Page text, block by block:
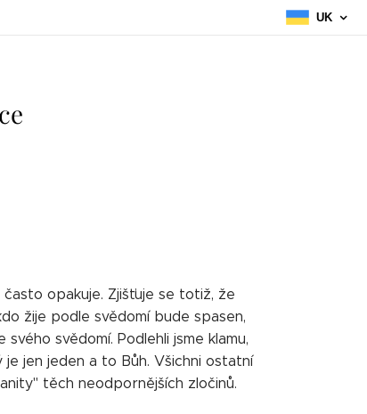
UK
opakuje. Zjišťuje se totiž, že
žije podle svědomí bude spasen,
svědomí. Podlehli jsme klamu,
jen jeden a to Bůh. Všichni ostatní
těch neodpornějších zločinů.